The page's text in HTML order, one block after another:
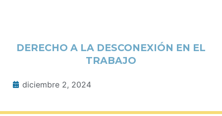
DERECHO A LA DESCONEXIÓN EN EL
TRABAJO
diciembre 2, 2024